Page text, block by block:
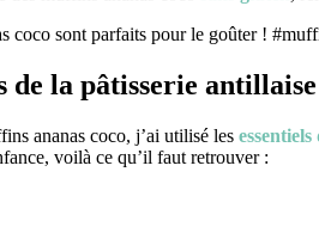
de la pâtisserie antillaise
ananas coco, j’ai utilisé les e
voilà ce qu’il faut retrouver :